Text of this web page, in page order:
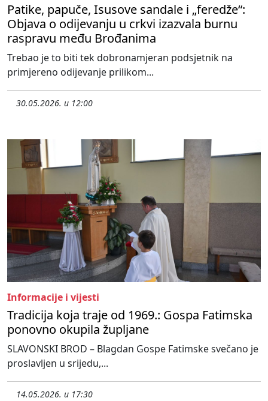
Patike, papuče, Isusove sandale i „feredže“:
Objava o odijevanju u crkvi izazvala burnu
raspravu među Brođanima
Trebao je to biti tek dobronamjeran podsjetnik na
primjereno odijevanje prilikom...
30.05.2026. u 12:00
Informacije i vijesti
Tradicija koja traje od 1969.: Gospa Fatimska
ponovno okupila župljane
SLAVONSKI BROD – Blagdan Gospe Fatimske svečano je
proslavljen u srijedu,...
14.05.2026. u 17:30